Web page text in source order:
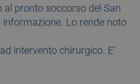
al pronto soccorso del San
Lo rende noto
intervento chirurgico. E’